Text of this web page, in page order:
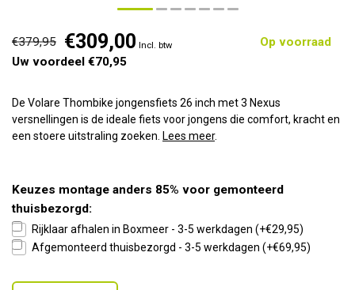
€379,95 €309,00 Incl. btw
Op voorraad
Uw voordeel €70,95
De Volare Thombike jongensfiets 26 inch met 3 Nexus
versnellingen is de ideale fiets voor jongens die comfort, kracht en
een stoere uitstraling zoeken. Lees meer.
Keuzes montage anders 85% voor gemonteerd
thuisbezorgd:
Rijklaar afhalen in Boxmeer - 3-5 werkdagen (+€29,95)
Afgemonteerd thuisbezorgd - 3-5 werkdagen (+€69,95)